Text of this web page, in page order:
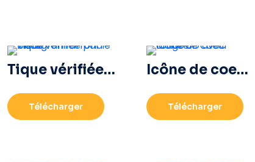
Tique vérifiée par Instagram arrondie bleue
Télécharger
Icône de coeur rouge 3D avec ombre
Télécharger